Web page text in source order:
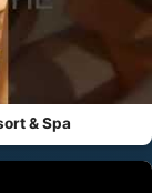
& Spa